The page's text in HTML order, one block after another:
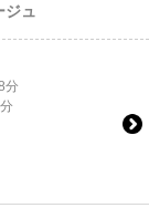
ュ
分